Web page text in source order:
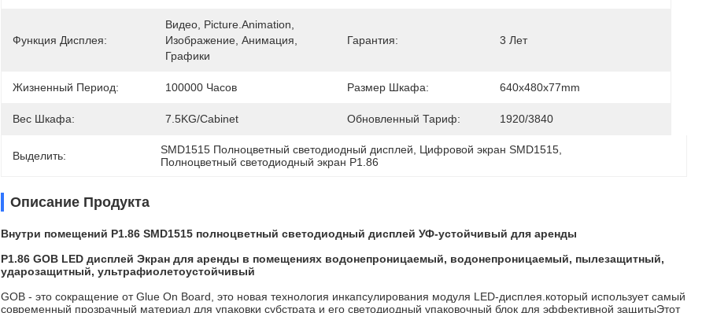
Функция Дисплея:
Видео, Picture.Animation,
Изображение, Анимация,
Графики
Гарантия: 3 Лет
Жизненный Период: 100000 Часов Размер Шкафа: 640x480x77mm
Вес Шкафа: 7.5KG/cabinet Обновленный Тариф: 1920/3840
Выделить: SMD1515 Полноцветный светодиодный дисплей Цифровой экран SMD1515
Полноцветный светодиодный экран P1.86
Описание Продукта
Внутри помещений P1.86 SMD1515 полноцветный светодиодный дисплей УФ-устойчивый для аренды
P1.86 GOB LED дисплей Экран для аренды в помещениях водонепроницаемый, водонепроницаемый, пылезащитный,
ударозащитный, ультрафиолетоустойчивый
GOB - это сокращение от Glue On Board, это новая технология инкапсулирования модуля LED-дисплея.который использует самый
современный прозрачный материал для упаковки субстрата и его светодиодный упаковочный блок для эффективной защитыЭтот